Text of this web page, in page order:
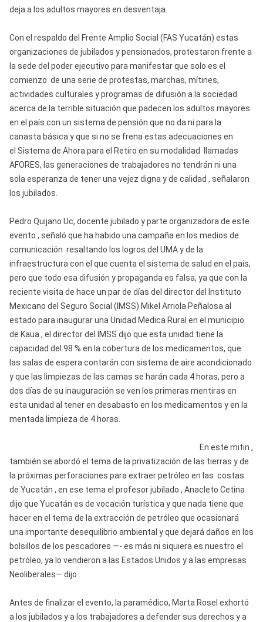
deja a los adultos mayores en desventaja.
Con el respaldo del Frente Amplio Social (FAS Yucatán) estas
organizaciones de jubilados y pensionados, protestaron frente a
la sede del poder ejecutivo para manifestar que solo es el
comienzo de una serie de protestas, marchas, mítines,
actividades culturales y programas de difusión a la sociedad
acerca de la terrible situación que padecen los adultos mayores
en el país con un sistema de pensión que no da ni para la
canasta básica y que si no se frena estas adecuaciones en
el Sistema de Ahora para el Retiro en su modalidad llamadas
AFORES, las generaciones de trabajadores no tendrán ni una
sola esperanza de tener una vejez digna y de calidad , señalaron
los jubilados.
Pedro Quijano Uc, docente jubilado y parte organizadora de este
evento , señaló que ha habido una campaña en los medios de
comunicación resaltando los logros del UMA y de la
infraestructura con el que cuenta el sistema de salud en el país,
pero que todo esa difusión y propaganda es falsa, ya que con la
reciente visita de hace un par de días del director del Instituto
Mexicano del Seguro Social (IMSS) Mikel Arriola Peñalosa al
estado para inaugurar una Unidad Medica Rural en el municipio
de Kaua , el director del IMSS dijo que esta unidad tiene la
capacidad del 98 % en la cobertura de los medicamentos, que
las salas de espera contarán con sistema de aire acondicionado
y que las limpiezas de las camas se harán cada 4 horas, pero a
dos días de su inauguración se ven los primeras mentiras en
esta unidad al tener en desabasto en los medicamentos y en la
mentada limpieza de 4 horas.
En este mitin ,
también se abordó el tema de la privatización de las tierras y de
la próximas perforaciones para extraer petróleo en las costas
de Yucatán , en ese tema el profesor jubilado , Anacleto Cetina
dijo que Yucatán es de vocación turística y que nada tiene que
hacer en el tema de la extracción de petróleo que ocasionará
una importante desequilibrio ambiental y que dejará daños en los
bolsillos de los pescadores —- es más ni siquiera es nuestro el
petróleo, ya lo vendieron a las Estados Unidos y a las empresas
Neoliberales— dijo .
Antes de finalizar el evento, la paramédico, Marta Rosel exhortó
a los jubilados y a los trabajadores a defender sus derechos y a